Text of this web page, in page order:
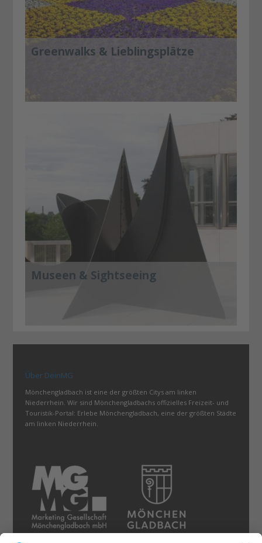
Greenwalks & Lieblingsplätze
Museen & Sightseeing
Über DeinMG
Mönchengladbach ist eine der größten Citys am linken
Niederrhein. Wir sind Mönchengladbachs offizielles Freizeit- und
Touristik-Portal: Erlebe Mönchengladbach, eine der größten Städte
am linken Niederrhein.